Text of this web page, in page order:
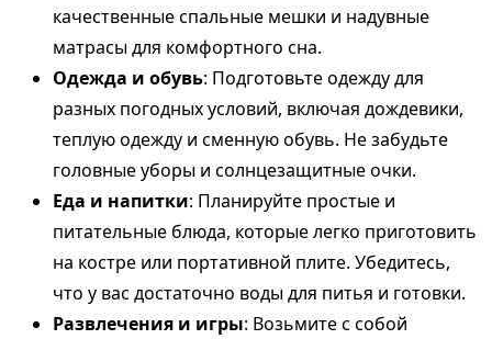
качественные спальные мешки и надувные
матрасы для комфортного сна.
Одежда и обувь: Подготовьте одежду для
разных погодных условий, включая дождевики,
теплую одежду и сменную обувь. Не забудьте
головные уборы и солнцезащитные очки.
Еда и напитки: Планируйте простые и
питательные блюда, которые легко приготовить
на костре или портативной плите. Убедитесь,
что у вас достаточно воды для питья и готовки.
Развлечения и игры: Возьмите с собой